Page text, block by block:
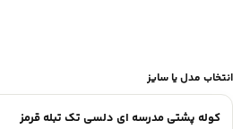
انتخاب مدل یا سایز